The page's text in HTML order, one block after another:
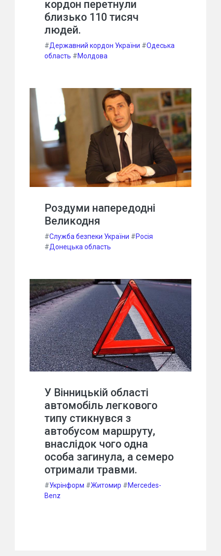
кордон перетнули
близько 110 тисяч
людей.
#Державний кордон України #Одеська
область #Молдова
Роздуми напередодні
Великодня
#Служба безпеки України #Росія
#Донецька область
У Вінницькій області
автомобіль легкового
типу стикнувся з
автобусом маршруту,
внаслідок чого одна
особа загинула, а семеро
отримали травми.
#Укрінформ #Житомир #Mercedes-
Benz